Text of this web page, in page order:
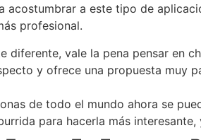
a este tipo de
profesional.
diferente, vale la pena pensar en
y ofrece una propuesta muy
de todo el mundo ahora se
para hacerla más